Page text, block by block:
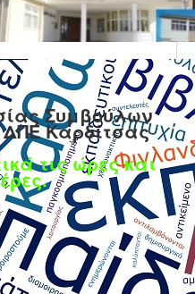
Συμβούλων
ΔΠΕ Καρδίτσας
τις ώρες και